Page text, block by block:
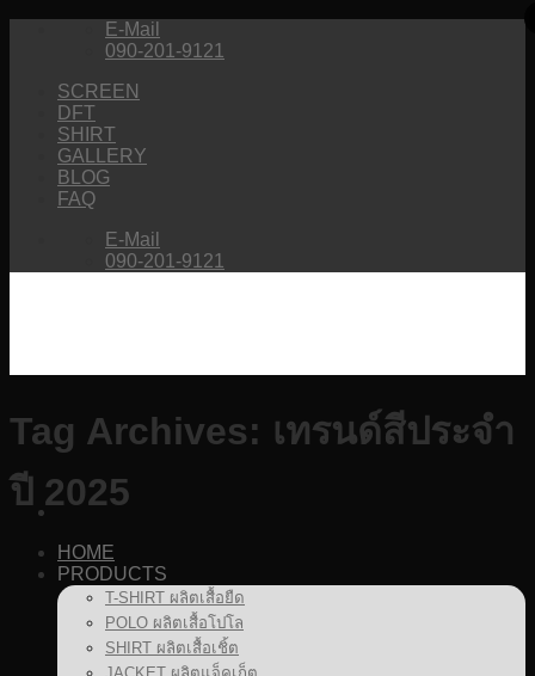
E-Mail
090-201-9121
SCREEN
DFT
SHIRT
GALLERY
BLOG
FAQ
E-Mail
090-201-9121
HOME
PRODUCTS
T-SHIRT ผลิตเสื้อยืด
POLO ผลิตเสื้อโปโล
SHIRT ผลิตเสื้อเชิ้ต
Tag Archives: เทรนด์สีประจำ
ปี 2025